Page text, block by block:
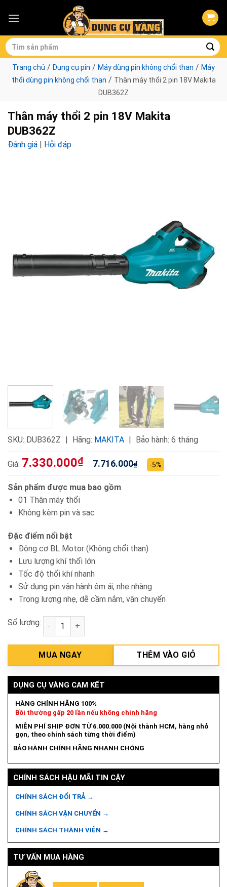
Tìm
kiếm:
Trang chủ / Dụng cụ pin / Máy dùng pin không chổi than / Máy
thổi dùng pin không chổi than / Thân máy thổi 2 pin 18V Makita
DUB362Z
Thân máy thổi 2 pin 18V Makita
DUB362Z
Đánh giá | Hỏi đáp
SKU: DUB362Z Hãng: MAKITA Bảo hành: 6 tháng
Giá: 7.330.000₫ 7.716.000₫ -5%
Sản phẩm được mua bao gồm
01 Thân máy thổi
Không kèm pin và sạc
Đặc điểm nổi bật
Động cơ BL Motor (Không chổi than)
Lưu lượng khí thổi lớn
Tốc độ thổi khí nhanh
Sử dụng pin vận hành êm ái, nhẹ nhàng
Trọng lượng nhẹ, dễ cầm nắm, vận chuyển
Số lượng: Thân máy thổi 2 pin 18V Makita DUB362Z số lượng
MUA NGAY THÊM VÀO GIỎ
DỤNG CỤ VÀNG CAM KẾT
HÀNG CHÍNH HÃNG 100%
Bồi thường gấp 20 lần nếu không chính hãng
MIỄN PHÍ SHIP ĐƠN TỪ 6.000.000 (Nội thành HCM, hàng nhỏ
gọn, theo chính sách từng thời điểm)
BẢO HÀNH CHÍNH HÃNG NHANH CHÓNG
CHÍNH SÁCH HẬU MÃI TIN CẬY
CHÍNH SÁCH ĐỔI TRẢ →
CHÍNH SÁCH VẬN CHUYỂN →
CHÍNH SÁCH THÀNH VIÊN →
TƯ VẤN MUA HÀNG